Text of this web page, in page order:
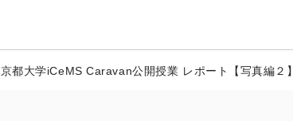
京都大学iCeMS Caravan公開授業 レポート【写真編２】